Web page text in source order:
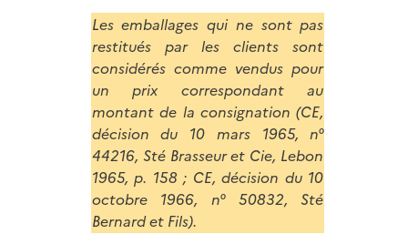
Les emballages qui ne sont pas
restitués par les clients sont
considérés comme vendus pour
un prix correspondant au
montant de la consignation (CE,
décision du 10 mars 1965, n°
44216, Sté Brasseur et Cie, Lebon
1965, p. 158 ; CE, décision du 10
octobre 1966, n° 50832, Sté
Bernard et Fils).